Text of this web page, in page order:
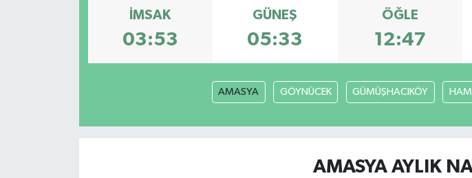
İMSAK
03:53
GÜNEŞ
05:33
ÖĞLE
12:47
AMASYA GÖYNÜCEK GÜMÜŞHACIKÖY
AMASYA AYLIK